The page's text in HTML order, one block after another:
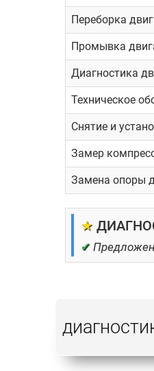
Переборка
Промывка
Диагностика
Техническое
Снятие и
Замер
Замена опоры
★
✔